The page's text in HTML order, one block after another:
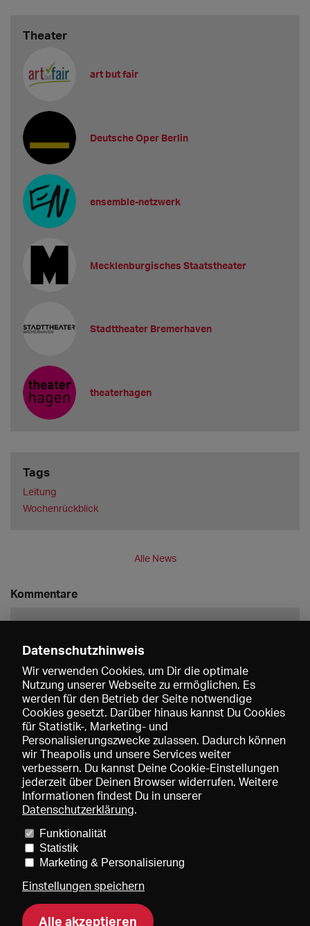
Theater
art but fair
Deutsche Oper Berlin
ensemble-netzwerk
Mecklenburgisches Staatstheater
Stadttheater Bremerhaven
theaterhagen
Tags
Leitung
Wochenrückblick
Alle News
Kommentare
Speichern
Preise und Mitgliedschaften
Mediadaten
Über uns Impressum
Datenschutzhinweis
Wir verwenden Cookies, um Dir die optimale
Nutzung unserer Webseite zu ermöglichen. Es
werden für den Betrieb der Seite notwendige
Cookies gesetzt. Darüber hinaus kannst Du Cookies
für Statistik-, Marketing- und
Personalisierungszwecke zulassen. Dadurch können
wir Theapolis und unsere Services weiter
verbessern. Du kannst Deine Cookie-Einstellungen
jederzeit über Deinen Browser widerrufen. Weitere
Informationen findest Du in unserer
Datenschutzerklärung.
Funktionalität
Statistik
Marketing & Personalisierung
Einstellungen speichern
Alle akzeptieren